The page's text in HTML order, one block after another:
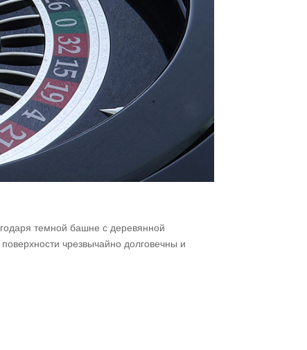
темной башне с деревянной
чрезвычайно долговечны и